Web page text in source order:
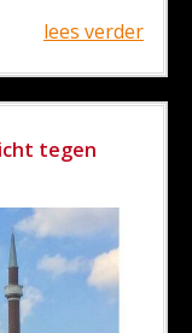
lees verder
tegen